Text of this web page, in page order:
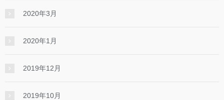
2020年3月
2020年1月
2019年12月
2019年10月